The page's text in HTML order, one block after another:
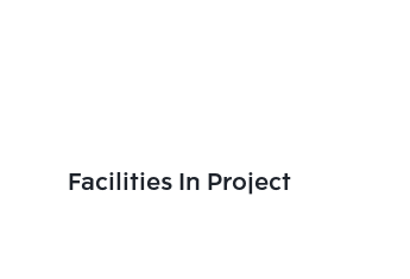
Facilities In Project